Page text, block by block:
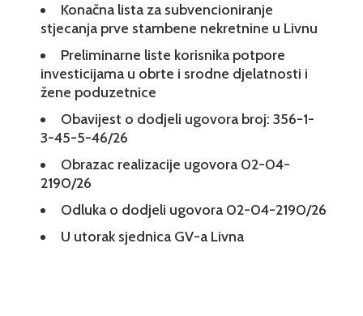
Konačna lista za subvencioniranje
stjecanja prve stambene nekretnine u Livnu
Preliminarne liste korisnika potpore
investicijama u obrte i srodne djelatnosti i
žene poduzetnice
Obavijest o dodjeli ugovora broj: 356-1-
3-45-5-46/26
Obrazac realizacije ugovora 02-04-
2190/26
Odluka o dodjeli ugovora 02-04-2190/26
U utorak sjednica GV-a Livna